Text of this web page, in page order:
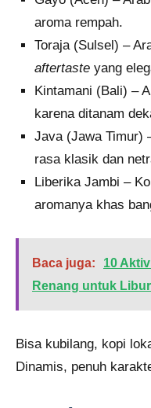
aroma rempah.
Toraja (Sulsel) –
aftertaste yang
Kintamani (Bali) –
karena ditanam
Java (Jawa Timur)
rasa klasik dan
Liberika Jambi –
aromanya khas
Baca juga:
10
Renang untuk
Bisa kubilang, kopi
Dinamis, penuh